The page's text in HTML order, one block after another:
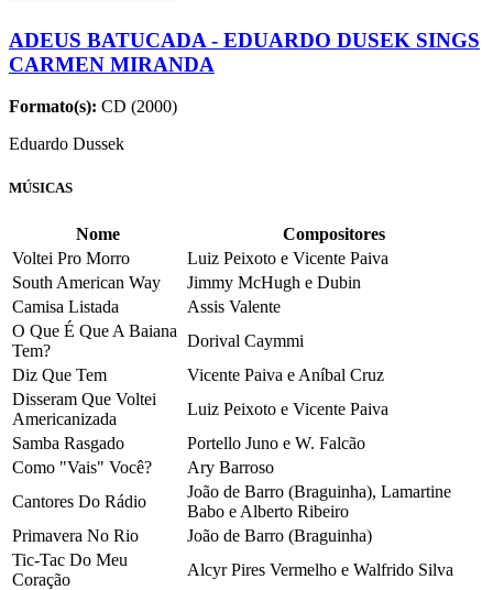
ADEUS BATUCADA - EDUARDO DUSEK SINGS
CARMEN MIRANDA
Formato(s): CD (2000)
Eduardo Dussek
MÚSICAS
Nome
Compositores
Voltei Pro Morro
Luiz Peixoto e Vicente Paiva
South American Way
Jimmy McHugh e Dubin
Camisa Listada
Assis Valente
O Que É Que A Baiana
Tem?
Dorival Caymmi
Diz Que Tem
Vicente Paiva e Aníbal Cruz
Disseram Que Voltei
Americanizada
Luiz Peixoto e Vicente Paiva
Samba Rasgado
Portello Juno e W. Falcão
Como "Vais" Você?
Ary Barroso
Cantores Do Rádio
João de Barro (Braguinha), Lamartine
Babo e Alberto Ribeiro
Primavera No Rio
João de Barro (Braguinha)
Tic-Tac Do Meu
Coração
Alcyr Pires Vermelho e Walfrido Silva